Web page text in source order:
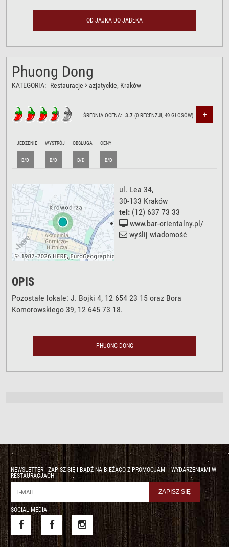
OD JAJKA DO JABŁKA
Phuong Dong
KATEGORIA: Restauracje azjatyckie, Kraków
ŚREDNIA OCENA:3.7 (0 RECENZJI,49 GŁOSÓW) +
JEDZENIE
B/D
WYSTRÓJ
B/D
OBSŁUGA
B/D
CENY
B/D
ul. Lea 34,
30-133 Kraków
tel: (12) 637 73 33
www.bar-orientalny.pl/
wyślij wiadomość
OPIS
Pozostałe lokale: J. Bojki 4, 12 654 23 15 oraz Bora
Komorowskiego 39, 12 645 73 18.
PHUONG DONG
NEWSLETTER - ZAPISZ SIĘ I BĄDŹ NA BIEŻĄCO Z PROMOCJAMI I WYDARZENIAMI W
RESTAURACJACH!
SOCIAL MEDIA